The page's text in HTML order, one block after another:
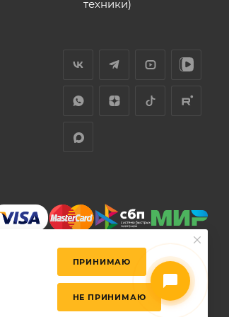
техники)
ПРИНИМАЮ
НЕ ПРИНИМАЮ